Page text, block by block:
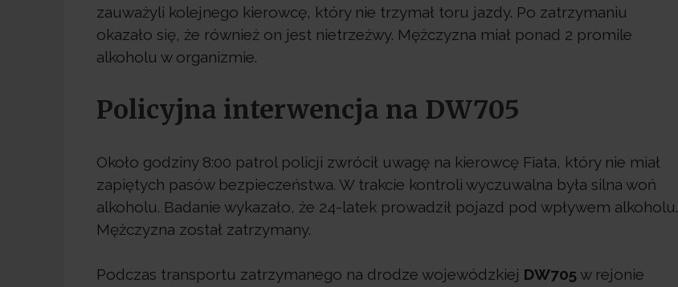
zauważyli kolejnego kierowcę, który nie trzymał toru jazdy. Po zatrzymaniu
okazało się, że również on jest nietrzeźwy. Mężczyzna miał ponad 2 promile
alkoholu w organizmie.
Policyjna interwencja na DW705
Około godziny 8:00 patrol policji zwrócił uwagę na kierowcę Fiata, który nie miał
zapiętych pasów bezpieczeństwa. W trakcie kontroli wyczuwalna była silna woń
alkoholu. Badanie wykazało, że 24-latek prowadził pojazd pod wpływem alkoholu.
Mężczyzna został zatrzymany.
Podczas transportu zatrzymanego na drodze wojewódzkiej DW705w rejonie